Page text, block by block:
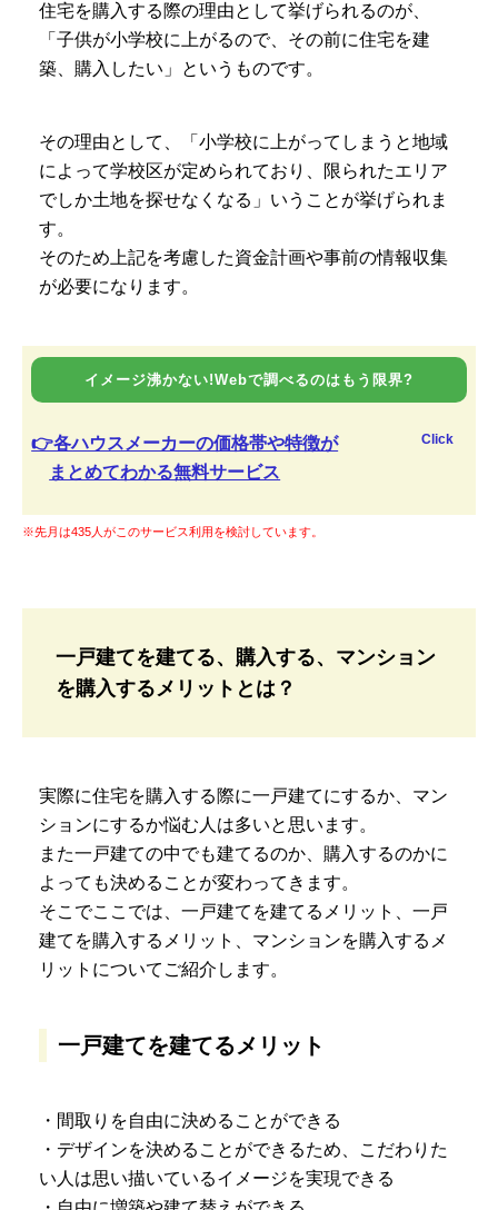
住宅を購入する際の理由として挙げられるのが、
「子供が小学校に上がるので、その前に住宅を建
築、購入したい」というものです。
その理由として、「小学校に上がってしまうと地域
によって学校区が定められており、限られたエリア
でしか土地を探せなくなる」いうことが挙げられま
す。
そのため上記を考慮した資金計画や事前の情報収集
が必要になります。
イメージ沸かない!Webで調べるのはもう限界?
👉各ハウスメーカーの価格帯や特徴が
まとめてわかる無料サービス
Click
※先月は435人がこのサービス利用を検討しています。
一戸建てを建てる、購入する、マンション
を購入するメリットとは？
実際に住宅を購入する際に一戸建てにするか、マン
ションにするか悩む人は多いと思います。
また一戸建ての中でも建てるのか、購入するのかに
よっても決めることが変わってきます。
そこでここでは、一戸建てを建てるメリット、一戸
建てを購入するメリット、マンションを購入するメ
リットについてご紹介します。
一戸建てを建てるメリット
・間取りを自由に決めることができる
・デザインを決めることができるため、こだわりた
い人は思い描いているイメージを実現できる